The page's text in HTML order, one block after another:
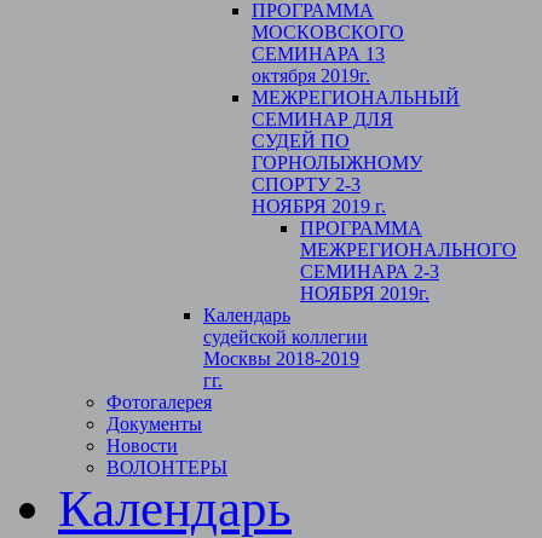
ПРОГРАММА
МОСКОВСКОГО
СЕМИНАРА 13
октября 2019г.
МЕЖРЕГИОНАЛЬНЫЙ
СЕМИНАР ДЛЯ
СУДЕЙ ПО
ГОРНОЛЫЖНОМУ
СПОРТУ 2-3
НОЯБРЯ 2019 г.
ПРОГРАММА
МЕЖРЕГИОНАЛЬНОГО
СЕМИНАРА 2-3
НОЯБРЯ 2019г.
Календарь
судейской коллегии
Москвы 2018-2019
гг.
Фотогалерея
Документы
Новости
ВОЛОНТЕРЫ
Календарь